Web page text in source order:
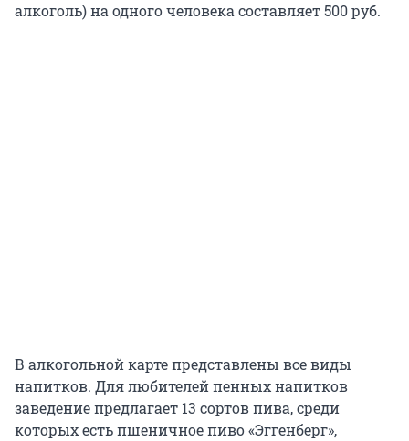
алкоголь) на одного человека составляет 500 руб.
В алкогольной карте представлены все виды
напитков. Для любителей пенных напитков
заведение предлагает 13 сортов пива, среди
которых есть пшеничное пиво «Эггенберг»,